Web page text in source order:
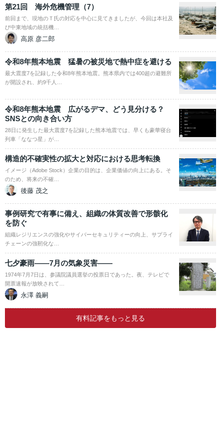
第21回 海外危機管理（7）
前回まで、現地のＴ氏の対応を中心に見てきましたが、今回は本社及
び中東地域の統括機…
高原 彦二郎
令和8年熊本地震 猛暑の被災地で熱中症を避ける
最大震度7を記録した令和8年熊本地震。熊本県内では400超の避難所
が開設され、約9千人…
令和8年熊本地震 広がるデマ、どう見分ける？
SNSとの向き合い方
28日に発生した最大震度7を記録した熊本地震では、早くも豪華寝台
列車「ななつ星」が…
構造的不確実性の拡大と対応における思考転換
イメージ（Adobe Stock）企業の目的は、企業価値の向上にある。そ
のため、将来の不確…
後藤 茂之
事例研究で有事に備え、組織の体質改善で形骸化
を防ぐ
組織レジリエンスの強化やサイバーセキュリティーの向上、サプライ
チェーンの強靭化な…
七夕豪雨――7月の気象災害――
1974年7月7日は、参議院議員選挙の投票日であった。夜、テレビで
開票速報が放映されて…
永澤 義嗣
有料記事をもっと見る